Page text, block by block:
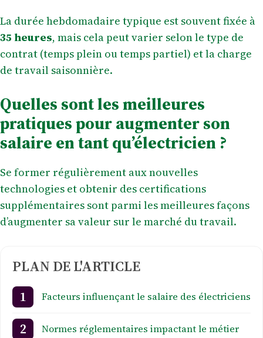
La durée hebdomadaire typique est souvent fixée à
35 heures, mais cela peut varier selon le type de
contrat (temps plein ou temps partiel) et la charge
de travail saisonnière.
Quelles sont les meilleures
pratiques pour augmenter son
salaire en tant qu’électricien ?
Se former régulièrement aux nouvelles
technologies et obtenir des certifications
supplémentaires sont parmi les meilleures façons
d’augmenter sa valeur sur le marché du travail.
PLAN DE L'ARTICLE
Facteurs influençant le salaire des électriciens
Normes réglementaires impactant le métier